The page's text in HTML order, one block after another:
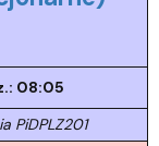
08:05
PiDPLZ201